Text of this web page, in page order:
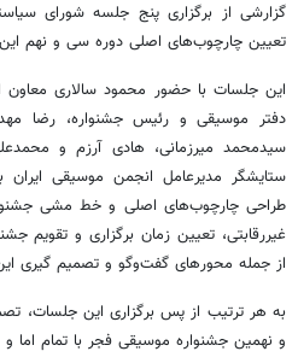
گزارشی از برگزاری پنج جلسه شورای
تعیین چارچوب‌های اصلی دوره سی و نهم این
این جلسات با حضور محمود سالاری معاون
دفتر موسیقی و رئیس جشنواره، رضا
سیدمحمد میرزمانی، هادیآرزمو
ستایشگر مدیرعامل انجمن موسیقی
طراحی چارچوب‌های اصلی و خط مشی
غیررقابتی، تعیین زمان برگزاری و
از جمله محورهای گفت‌وگو و تصمیم گیری
به هر ترتیب از پس برگزاری این جلسات،
و نهمین جشنواره موسیقی فجر با تمام اما